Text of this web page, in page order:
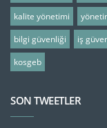
kalite yönetimi
bilgi güvenliği
iş
kosgeb
SON TWEETLER